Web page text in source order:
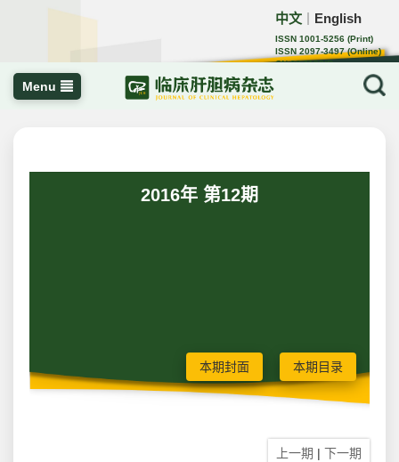
中文 English
ISSN 1001-5256 (Print)
ISSN 2097-3497 (Online)
CN 22-1108/R
Menu
2016年 第12期
本期封面 本期目录
上一期 | 下一期